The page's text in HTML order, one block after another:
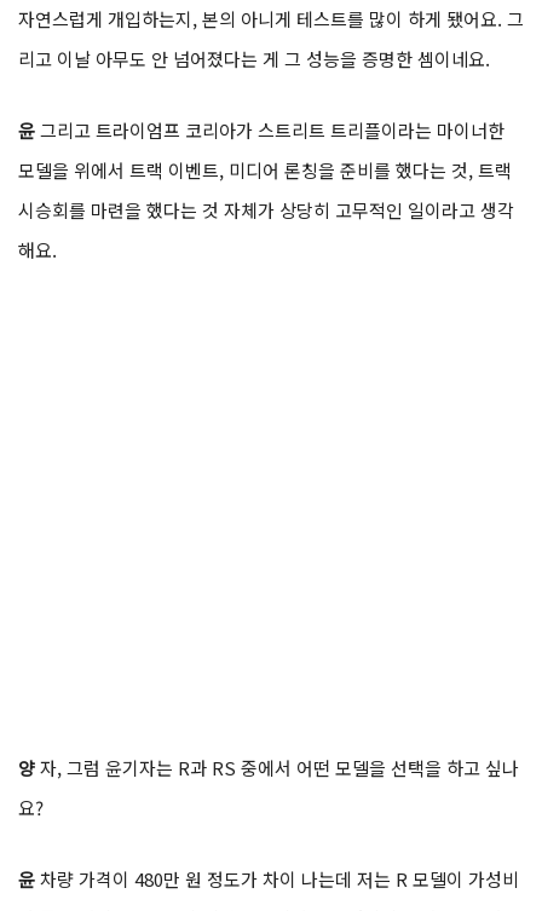
자연스럽게 개입하는지, 본의 아니게 테스트를 많이 하게 됐어요. 그
리고 이날 아무도 안 넘어졌다는 게 그 성능을 증명한 셈이네요.
윤그리고 트라이엄프 코리아가 스트리트 트리플이라는 마이너한
모델을 위에서 트랙 이벤트, 미디어 론칭을 준비를 했다는 것, 트랙
시승회를 마련을 했다는 것 자체가 상당히 고무적인 일이라고 생각
해요.